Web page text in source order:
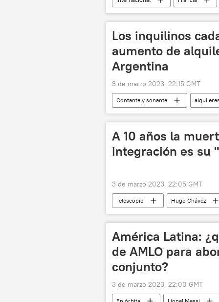
sociedad
📰 Protestas en
Los inquilinos
aumento de
Argentina
3 de marzo 2023, 22:15 GMT
Contante y sonante
Airbnb
A 10 años la
integración es su
3 de marzo 2023, 22:05 GMT
Telescopio Hugo Chávez
Alicia Castro
CELAC
América Latina:
de AMLO para
conjunto?
3 de marzo 2023, 22:00 GMT